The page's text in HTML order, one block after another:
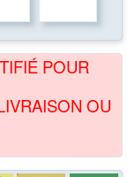
POUR
OU